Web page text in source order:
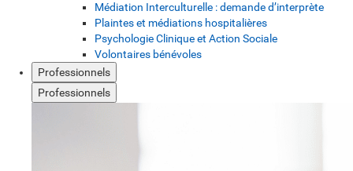
Médiation Interculturelle : demande d’interprète
Plaintes et médiations hospitalières
Psychologie Clinique et Action Sociale
Volontaires bénévoles
Professionnels
Professionnels